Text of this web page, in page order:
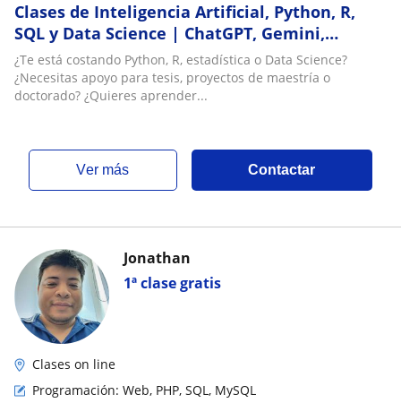
Clases de Inteligencia Artificial, Python, R,
SQL y Data Science | ChatGPT, Gemini,
DeepSeek, Machine Learning
¿Te está costando Python, R, estadística o Data Science?
¿Necesitas apoyo para tesis, proyectos de maestría o
doctorado? ¿Quieres aprender...
ver más Contactar
1ª clase gratis
Jonathan
Clases on line
Programación: Web, PHP, SQL, MySQL